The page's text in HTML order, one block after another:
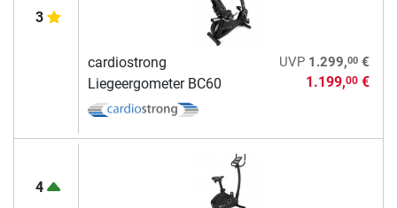
3
cardiostrong
Liegeergometer BC60
UVP 1.299,00€
1.199,00€
4